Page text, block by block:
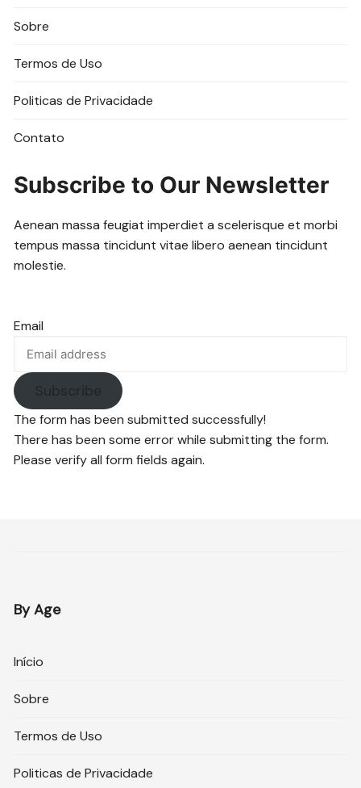
Sobre
Termos de Uso
Politicas de Privacidade
Contato
Subscribe to Our Newsletter
Aenean massa feugiat imperdiet a scelerisque et morbi
tempus massa tincidunt vitae libero aenean tincidunt
molestie.
Email
Subscribe
The form has been submitted successfully!
There has been some error while submitting the form.
Please verify all form fields again.
By Age
Início
Sobre
Termos de Uso
Politicas de Privacidade